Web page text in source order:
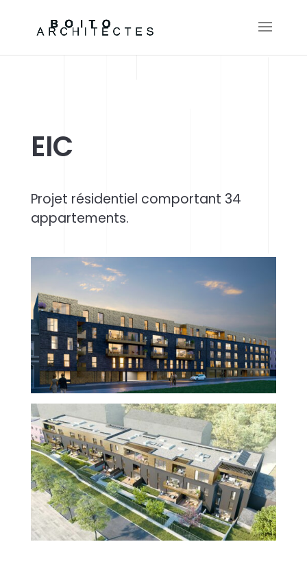
EIC
Projet résidentiel comportant 34
appartements.